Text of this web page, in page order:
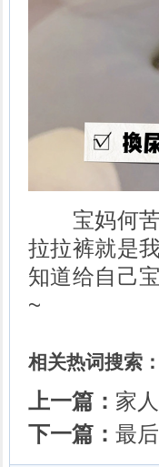
宝妈何苦
拉拉裤就是
知道给自己
~
相关热词搜索：
上一篇： 家
下一篇： 最